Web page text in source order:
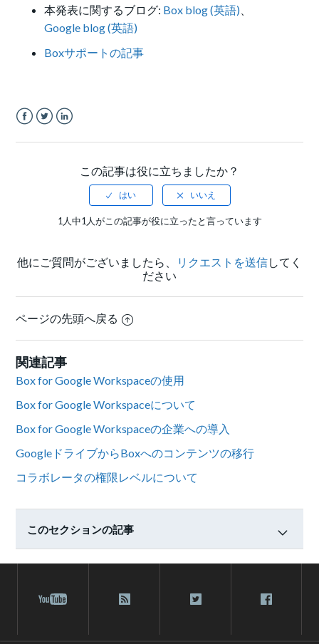
本発表に関するブログ: Box blog (英語)
Google blog (英語)
Boxサポートの記事
この記事は役に立ちましたか？
1人中1人がこの記事が役に立ったと言っています
他にご質問がございましたら、 リクエストを送信してく
ださい
ページの先頭へ戻る
関連記事
Box for Google Workspaceの使用
Box for Google Workspaceについて
Box for Google Workspaceの企業への導入
GoogleドライブからBoxへのコンテンツの移行
コラボレータの権限レベルについて
このセクションの記事